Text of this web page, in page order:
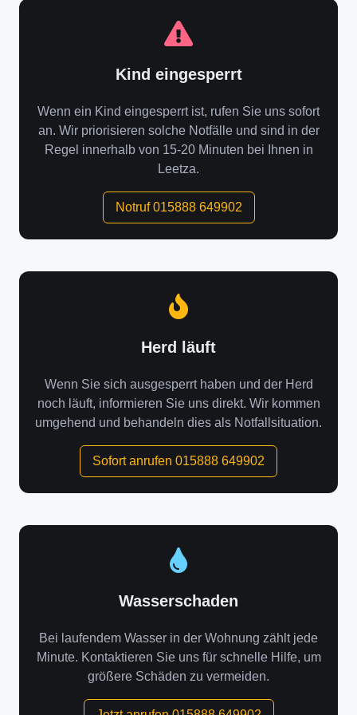
Kind eingesperrt
Wenn ein Kind eingesperrt ist, rufen Sie uns sofort
an. Wir priorisieren solche Notfälle und sind in der
Regel innerhalb von 15-20 Minuten bei Ihnen in
Leetza.
Notruf 015888 649902
Herd läuft
Wenn Sie sich ausgesperrt haben und der Herd
noch läuft, informieren Sie uns direkt. Wir kommen
umgehend und behandeln dies als Notfallsituation.
Sofort anrufen 015888 649902
Wasserschaden
Bei laufendem Wasser in der Wohnung zählt jede
Minute. Kontaktieren Sie uns für schnelle Hilfe, um
größere Schäden zu vermeiden.